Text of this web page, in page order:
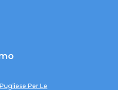
Per Le